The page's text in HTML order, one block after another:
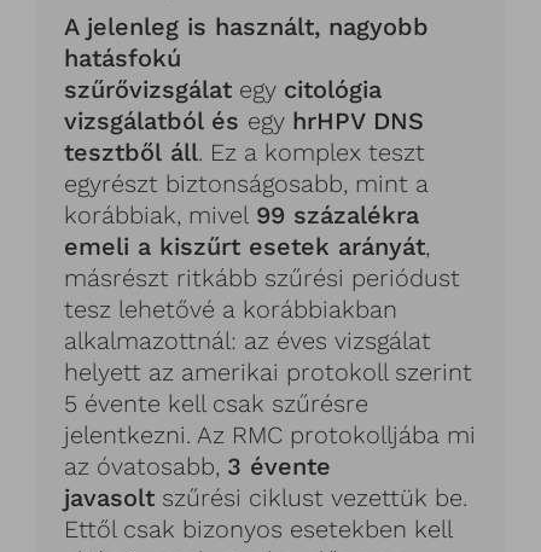
A jelenleg is használt, nagyobb
hatásfokú
szűrővizsgálat egy citológia
vizsgálatból és egy hrHPV DNS
tesztből áll. Ez a komplex teszt
egyrészt biztonságosabb, mint a
korábbiak, mivel 99 százalékra
emeli a kiszűrt esetek arányát,
másrészt ritkább szűrési periódust
tesz lehetővé a korábbiakban
alkalmazottnál: az éves vizsgálat
helyett az amerikai protokoll szerint
5 évente kell csak szűrésre
jelentkezni. Az RMC protokolljába mi
az óvatosabb, 3 évente
javasolt szűrési ciklust vezettük be.
Ettől csak bizonyos esetekben kell